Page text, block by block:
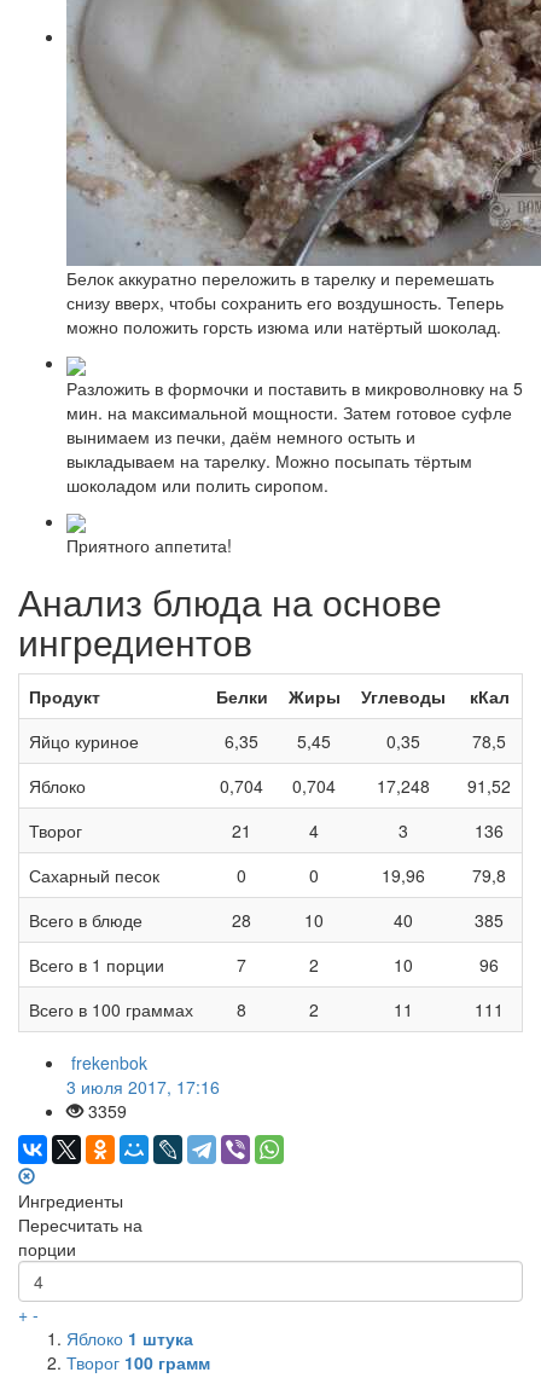
Белок аккуратно переложить в тарелку и перемешать
снизу вверх, чтобы сохранить его воздушность. Теперь
можно положить горсть изюма или натёртый шоколад.
Разложить в формочки и поставить в микроволновку на 5
мин. на максимальной мощности. Затем готовое суфле
вынимаем из печки, даём немного остыть и
выкладываем на тарелку. Можно посыпать тёртым
шоколадом или полить сиропом.
Приятного аппетита!
Анализ блюда на основе
ингредиентов
Продукт Белки Жиры Углеводы
кКал
Яйцо куриное
6,35 5,45 0,35
78,5
Яблоко
0,704 0,704 17,248
91,52
Творог
21 4 3
136
Сахарный песок
0 0 19,96
79,8
Всего в блюде
28 10 40
385
Всего в 1 порции
7 2 10
96
Всего в 100 граммах
8 2 11 111
frekenbok
3 июля 2017, 17:16
3359
Ингредиенты
Пересчитать на
порции
+ -
Яблоко 1 штука
Творог 100 грамм